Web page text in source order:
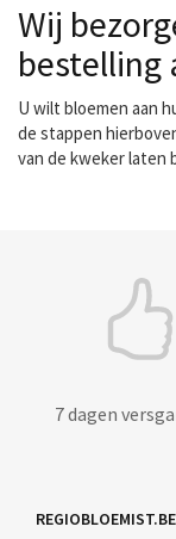
Wij
bestelling
U wilt bloemen aan
de stappen
van de kweker laten
7 dagen
REGIOBLOEMIST.BE